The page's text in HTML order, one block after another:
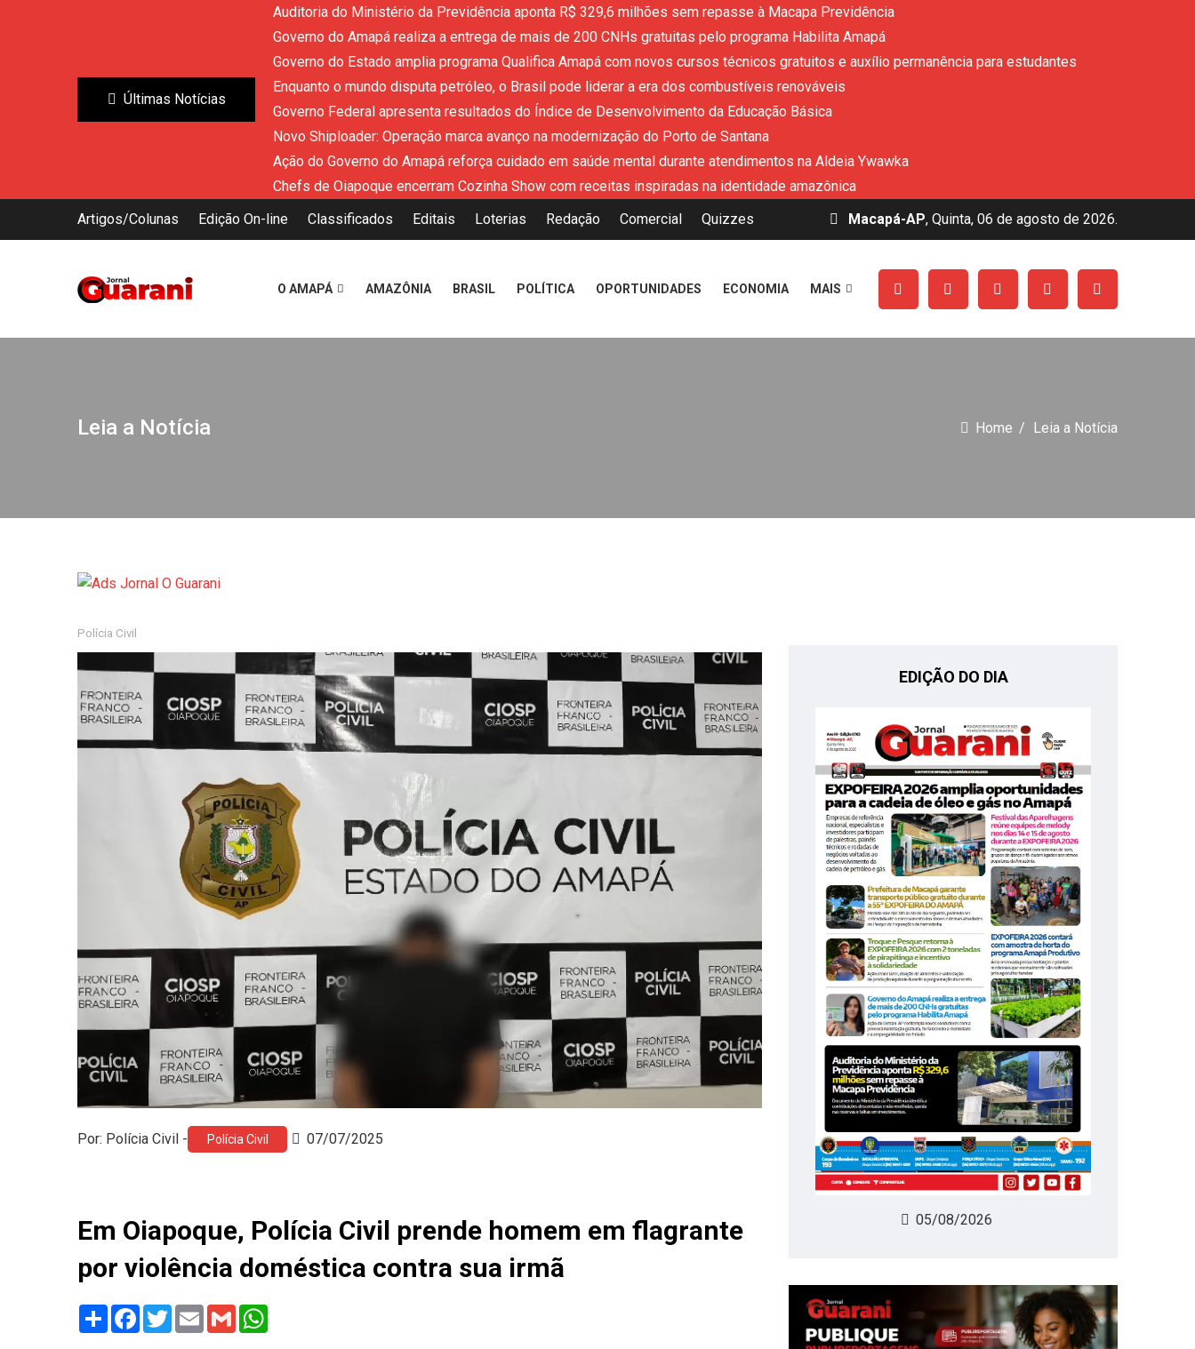
Últimas Notícias
Auditoria do Ministério da Previdência aponta R$ 329,6 milhões sem repasse à Macapa Previdência
Governo do Amapá realiza a entrega de mais de 200 CNHs gratuitas pelo programa Habilita Amapá
Governo do Estado amplia programa Qualifica Amapá com novos cursos técnicos gratuitos e auxílio permanência para estudantes
Enquanto o mundo disputa petróleo, o Brasil pode liderar a era dos combustíveis renováveis
Governo Federal apresenta resultados do Índice de Desenvolvimento da Educação Básica
Novo Shiploader: Operação marca avanço na modernização do Porto de Santana
Ação do Governo do Amapá reforça cuidado em saúde mental durante atendimentos na Aldeia Ywawka
Chefs de Oiapoque encerram Cozinha Show com receitas inspiradas na identidade amazônica
Artigos/Colunas
Edição On-line Classificados Editais Loterias Redação Comercial Quizzes Macapá-AP, Quinta, 06 de agosto de 2026.
O AMAPÁ AMAZÔNIA BRASIL POLÍTICA OPORTUNIDADES ECONOMIA MAIS
Leia a Notícia Home Leia a Notícia
Polícia Civil
Por: Polícia Civil - Polícia Civil 07/07/2025
Em Oiapoque, Polícia Civil prende homem em flagrante
por violência doméstica contra sua irmã
Share Facebook
TwitterEmail Gmail
EDIÇÃO DO DIA
05/08/2026